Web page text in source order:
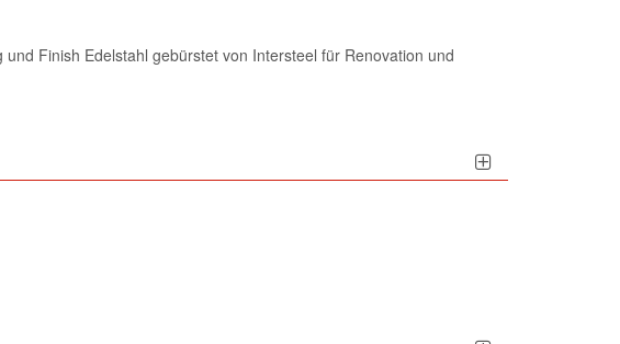
Finish Edelstahl gebürstet von Intersteel für Renovation und